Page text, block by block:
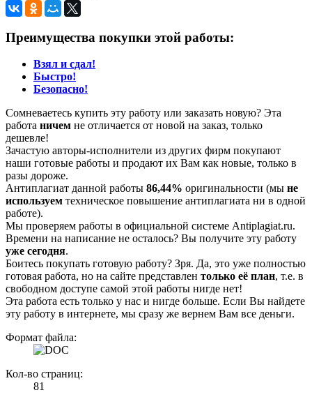
Преимущества покупки этой работы:
Взял и сдал!
Быстро!
Безопасно!
Сомневаетесь купить эту работу или заказать новую? Эта
работа ничем не отличается от новой на заказ, только
дешевле!
Зачастую авторы-исполнители из других фирм покупают
наши готовые работы и продают их Вам как новые, только в
разы дороже.
Антиплагиат данной работы 86,44% оригинальности (мы не
используем техническое повышение антиплагиата ни в одной
работе).
Мы проверяем работы в официальной системе Аntiplagiat.ru.
Времени на написание не осталось? Вы получите эту работу
уже сегодня.
Боитесь покупать готовую работу? Зря. Да, это уже полностью
готовая работа, но на сайте представлен только её план, т.е. в
свободном доступе самой этой работы нигде нет!
Эта работа есть только у нас и нигде больше. Если Вы найдете
эту работу в интернете, мы сразу же вернем Вам все деньги.
Формат файла:
Кол-во страниц:
81